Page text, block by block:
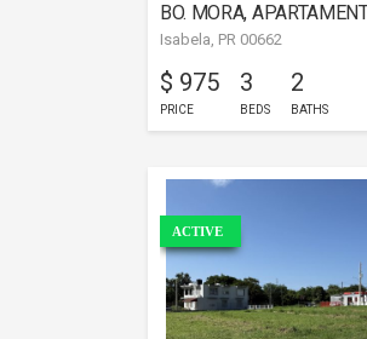
BO. MORA,
Isabela, PR 00662
$ 975
PRICE
3
BEDS
2
BATHS
ACTIVE